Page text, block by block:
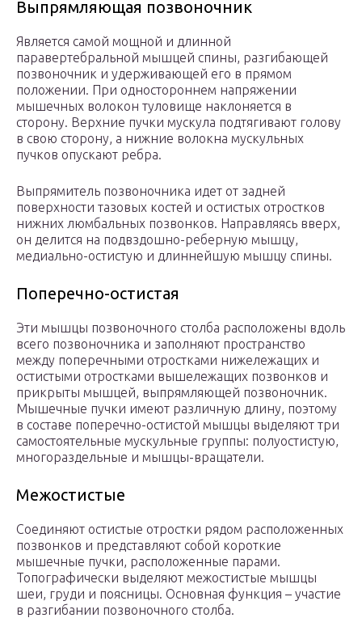
Выпрямляющая позвоночник
Является самой мощной и длинной
паравертебральной мышцей спины, разгибающей
позвоночник и удерживающей его в прямом
положении. При одностороннем напряжении
мышечных волокон туловище наклоняется в
сторону. Верхние пучки мускула подтягивают голову
в свою сторону, а нижние волокна мускульных
пучков опускают ребра.
Выпрямитель позвоночника идет от задней
поверхности тазовых костей и остистых отростков
нижних люмбальных позвонков. Направляясь вверх,
он делится на подвздошно-реберную мышцу,
медиально-остистую и длиннейшую мышцу спины.
Поперечно-остистая
Эти мышцы позвоночного столба расположены вдоль
всего позвоночника и заполняют пространство
между поперечными отростками нижележащих и
остистыми отростками вышележащих позвонков и
прикрыты мышцей, выпрямляющей позвоночник.
Мышечные пучки имеют различную длину, поэтому
в составе поперечно-остистой мышцы выделяют три
самостоятельные мускульные группы: полуостистую,
многораздельные и мышцы-вращатели.
Межостистые
Соединяют остистые отростки рядом расположенных
позвонков и представляют собой короткие
мышечные пучки, расположенные парами.
Топографически выделяют межостистые мышцы
шеи, груди и поясницы. Основная функция – участие
в разгибании позвоночного столба.